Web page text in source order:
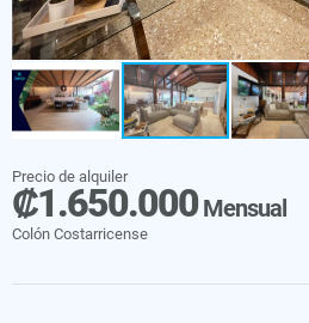
Precio de alquiler
₡1.650.000Mensual
Colón Costarricense